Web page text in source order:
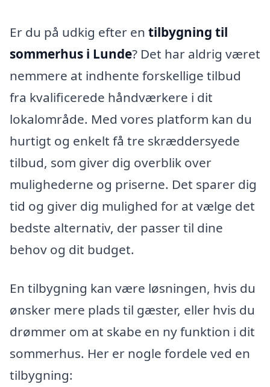
Er du på udkig efter en tilbygning til
sommerhus i Lunde? Det har aldrig været
nemmere at indhente forskellige tilbud
fra kvalificerede håndværkere i dit
lokalområde. Med vores platform kan du
hurtigt og enkelt få tre skræddersyede
tilbud, som giver dig overblik over
mulighederne og priserne. Det sparer dig
tid og giver dig mulighed for at vælge det
bedste alternativ, der passer til dine
behov og dit budget.
En tilbygning kan være løsningen, hvis du
ønsker mere plads til gæster, eller hvis du
drømmer om at skabe en ny funktion i dit
sommerhus. Her er nogle fordele ved en
tilbygning: